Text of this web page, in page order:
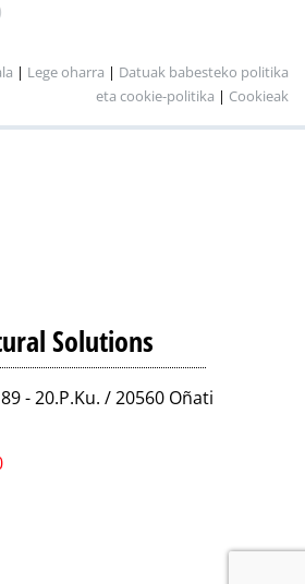
| Lege oharra | Datuak babesteko politika
eta cookie-politika | Cookieak
Solutions
- 20.P.Ku. / 20560 Oñati